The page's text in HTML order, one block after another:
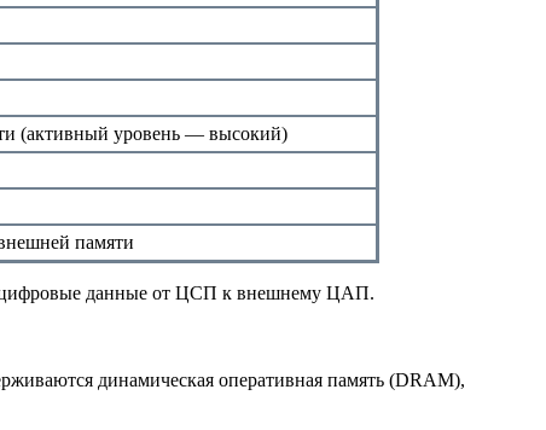
(активный уровень — высокий)
памяти
цифровые данные от ЦСП к внешнему ЦАП.
динамическая оперативная память (DRAM),